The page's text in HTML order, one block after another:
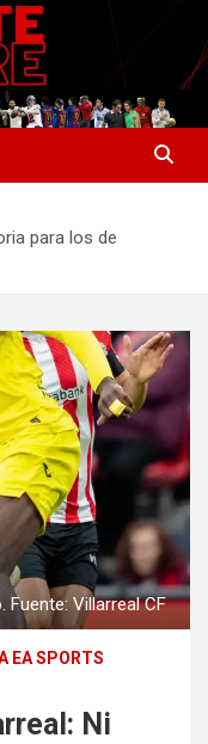
para los de
Fuente: Villarreal CF
EA SPORTS
Ni